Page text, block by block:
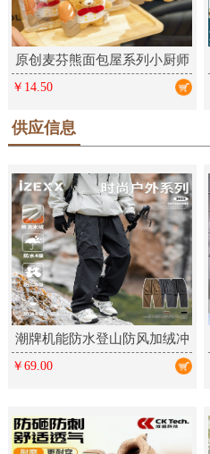
原创麦芬熊面包屋系列小厨师
毛绒钥匙扣卡通挂件可爱礼品
￥14.50
供应信息
潮牌机能防水登山防风加绒冲
锋裤户外三防运动工装长裤男
￥69.00